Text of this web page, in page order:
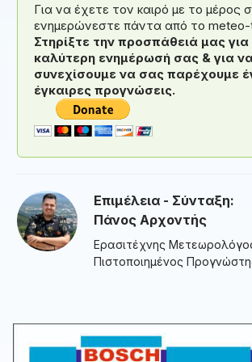
Για να έχετε τον καιρό με το μέρος
ενημερώνεστε πάντα από το meteo-
Στηρίξτε την προσπάθειά μας για
καλύτερη ενημέρωσή σας & για
συνεχίσουμε να σας παρέχουμε
έγκαιρες προγνώσεις.
Επιμέλεια - Σύνταξη:
Πάνος Αρχοντής
Ερασιτέχνης
Πιστοποιημένος